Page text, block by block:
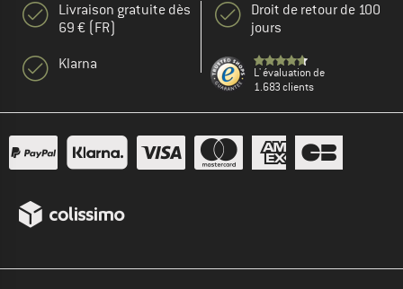
Livraison gratuite dès
69 € (FR)
Klarna
Droit de retour de 100
jours
L' évaluation de
1.683 clients